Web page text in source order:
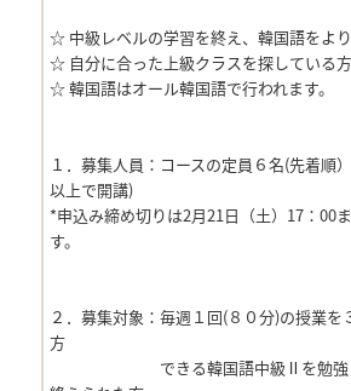
☆ 中級レベルの学習を終え、韓国語をより
☆ 自分に合った上級クラスを探している方
☆ 韓国語はオール韓国語で行われま
１．募集人員：コースの定員６名(先着順
以上で開講)
*申込み締め切りは2月21日（土）17：00
す。
２．募集対象：毎週１回(８０分)の授業を
方
できる韓国語中級Ⅱを勉強し